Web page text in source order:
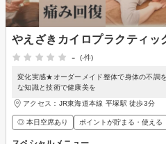
やえざきカイロプラクティッ
-
(-件)
変化実感★オーダーメイド整体で身体の不調
な知識と技術で健康美を
アクセス：JR東海道本線 平塚駅 徒歩3分
◎ 本日空席あり ポイントが貯まる・使える